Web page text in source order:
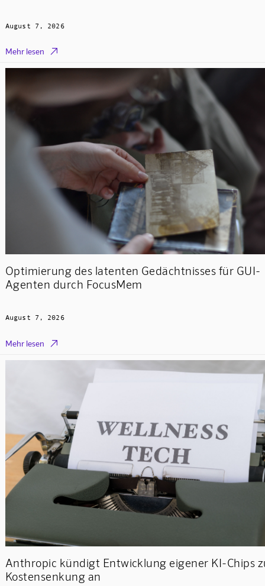
August 7, 2026
Mehr lesen 
Optimierung des latenten Gedächtnisses für GUI-
Agenten durch FocusMem
August 7, 2026
Mehr lesen 
Anthropic kündigt Entwicklung eigener KI-Chips
Kostensenkung an